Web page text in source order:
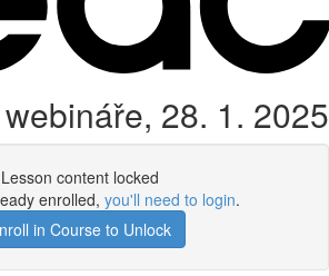
28. 1. 2025
Lesson content locked
enrolled, you'll need to login.
in Course to Unlock